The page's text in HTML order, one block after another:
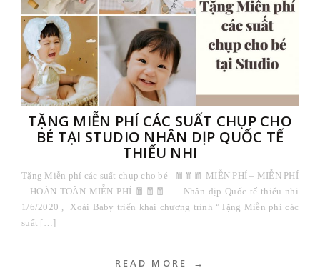
TẶNG MIỄN PHÍ CÁC SUẤT CHỤP CHO
BÉ TẠI STUDIO NHÂN DỊP QUỐC TẾ
THIẾU NHI
Tặng Miễn phí các suất chụp cho bé 🧧🧧🧧 MIỄN PHÍ – MIỄN PHÍ
– HOÀN TOÀN MIỄN PHÍ 🧧🧧🧧 Nhân dịp Quốc tế thiếu nhi
1/6/2020 , Xoài Baby triển khai chương trình “Tặng Miễn phí các
suất […]
READ MORE